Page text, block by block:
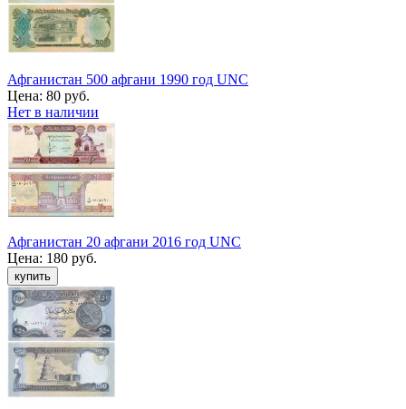
Афганистан 500 афгани 1990 год UNC
Цена: 80 руб.
Нет в наличии
Афганистан 20 афгани 2016 год UNC
Цена: 180 руб.